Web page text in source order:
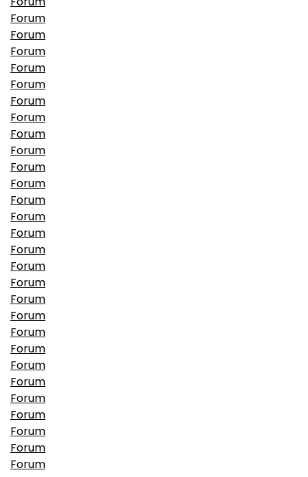
Forum
Forum
Forum
Forum
Forum
Forum
Forum
Forum
Forum
Forum
Forum
Forum
Forum
Forum
Forum
Forum
Forum
Forum
Forum
Forum
Forum
Forum
Forum
Forum
Forum
Forum
Forum
Forum